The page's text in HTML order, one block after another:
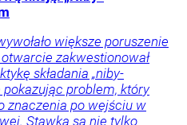
większe poruszenie
zakwestionował
składania „niby-
problem, który
znaczenia po wejściu w
Stawką są nie tylko